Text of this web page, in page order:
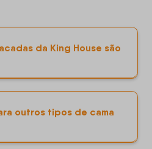
da King House são
outros tipos de cama